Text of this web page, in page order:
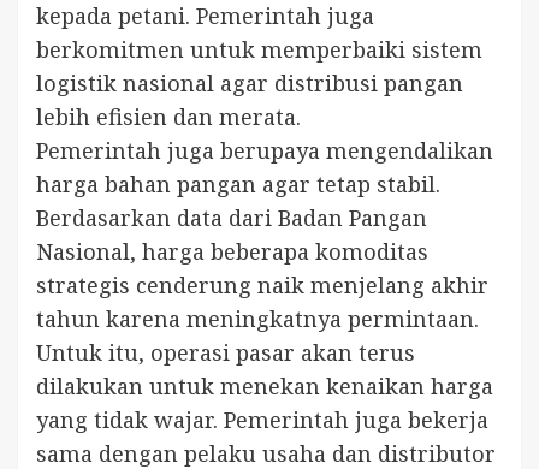
kepada petani. Pemerintah juga
berkomitmen untuk memperbaiki sistem
logistik nasional agar distribusi pangan
lebih efisien dan merata.
Pemerintah juga berupaya mengendalikan
harga bahan pangan agar tetap stabil.
Berdasarkan data dari Badan Pangan
Nasional, harga beberapa komoditas
strategis cenderung naik menjelang akhir
tahun karena meningkatnya permintaan.
Untuk itu, operasi pasar akan terus
dilakukan untuk menekan kenaikan harga
yang tidak wajar. Pemerintah juga bekerja
sama dengan pelaku usaha dan distributor